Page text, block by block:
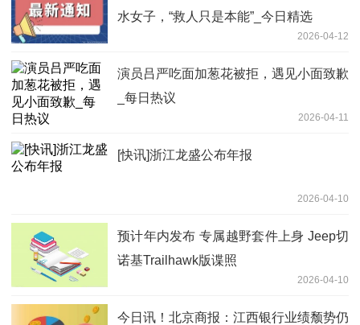
水女子，“救人只是本能”_今日精选
2026-04-12
演员吕严吃面加葱花被拒，遇见小面致歉
_每日热议
2026-04-11
[快讯]浙江龙盛公布年报
2026-04-10
预计年内发布 专属越野套件上身 Jeep切
诺基Trailhawk版谍照
2026-04-10
今日讯！北京商报：江西银行业绩颓势仍